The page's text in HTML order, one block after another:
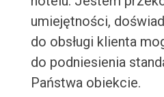
umiejętności,
do obsługi klienta
do podniesienia
Państwa obiekcie.